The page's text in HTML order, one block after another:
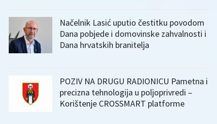
Načelnik Lasić uputio čestitku povodom
Dana pobjede i domovinske zahvalnosti i
Dana hrvatskih branitelja
POZIV NA DRUGU RADIONICU Pametna i
precizna tehnologija u poljoprivredi –
Korištenje CROSSMART platforme